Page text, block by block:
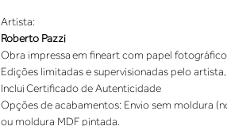
Roberto Pazzi
Opções de acabamentos: Envio sem moldura